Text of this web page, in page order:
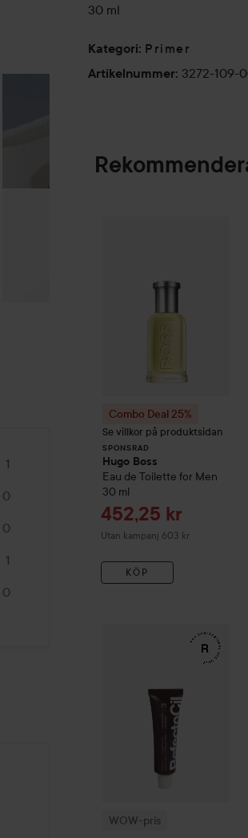
1
0
0
1
0
30 ml
Kategori: Primer
Artikelnummer: 3272-109-
Combo Deal 25%
Se villkor på produktsidan
SPONSRAD
Hugo Boss
Eau de Toilette for Men
30 ml
Reapris
452,25 kr
Utan kampanj 603 kr
KÖP
WOW-pris
RefectoCil